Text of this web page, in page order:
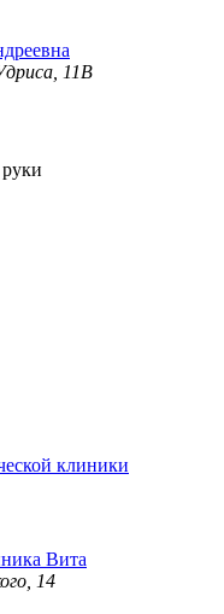
11В
клиники
Вита
14